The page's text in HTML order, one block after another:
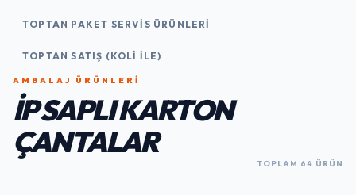
TOPTAN PAKET SERVIS ÜRÜNLERI
TOPTAN SATIŞ (KOLI İLE)
AMBALAJ ÜRÜNLERI
İP SAPLI KARTON
ÇANTALAR
TOPLAM 64 ÜRÜN